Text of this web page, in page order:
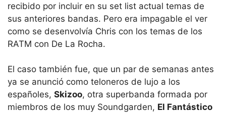
recibido por incluir en su set list actual temas de
sus anteriores bandas. Pero era impagable el ver
como se desenvolvía Chris con los temas de los
RATM con De La Rocha.
El caso también fue, que un par de semanas antes
ya se anunció como teloneros de lujo a los
españoles, Skizoo, otra superbanda formada por
miembros de los muy Soundgarden, El Fantástico